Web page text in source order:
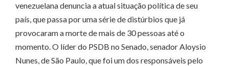
venezuelana denuncia a atual situação política de seu
país, que passa por uma série de distúrbios que já
provocaram a morte de mais de 30 pessoas até o
momento. O líder do PSDB no Senado, senador Aloysio
Nunes, de São Paulo, que foi um dos responsáveis pelo